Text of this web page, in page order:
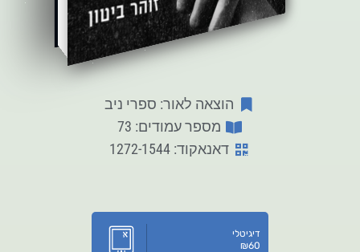
הוצאה לאור: ספרי ניב
מספר עמודים: 73
דאנאקוד: 1272-1544
דיגיטלי
₪60